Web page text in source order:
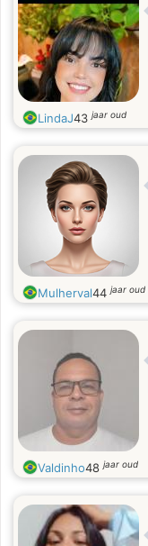
LindaJ43jaar oud
Mulherval44jaar oud
Valdinho48jaar oud